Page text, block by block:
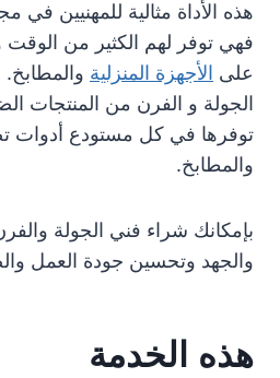
هذه الأداة مثالية للمهنيين في
فهي توفر لهم الكثير من الوقت
على الأجهزة المنزلية
الجولة و الفرن من المنتجات
توفرها في كل مستودع أدوات
والمطابخ.
بإمكانك شراء فني الجولة
والجهد وتحسين جودة العمل
هذه الخدمة